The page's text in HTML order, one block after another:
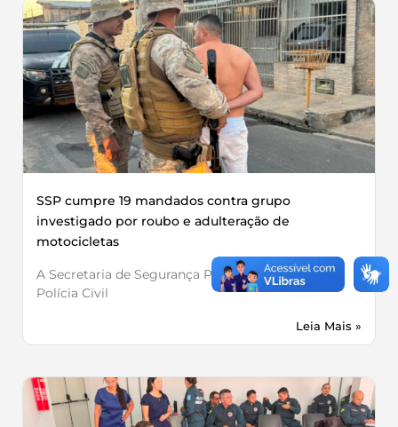
SSP cumpre 19 mandados contra grupo
investigado por roubo e adulteração de
motocicletas
A Secretaria de Segurança Pública, por meio da
Polícia Civil
Leia Mais »